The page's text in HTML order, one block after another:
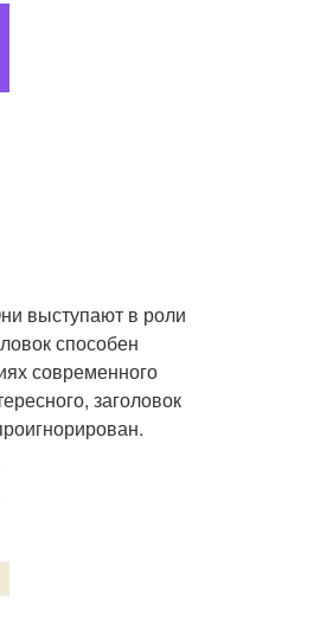
выступают в роли
способен
современного
заголовок